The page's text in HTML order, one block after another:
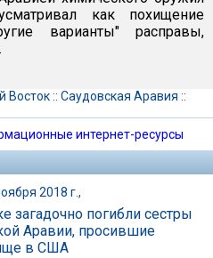
как похищение
варианты" расправы,
Восток:: Саудовская Аравия ::
интернет-ресурсы
2018 г.,
загадочно погибли сестры
Аравии, просившие
в США